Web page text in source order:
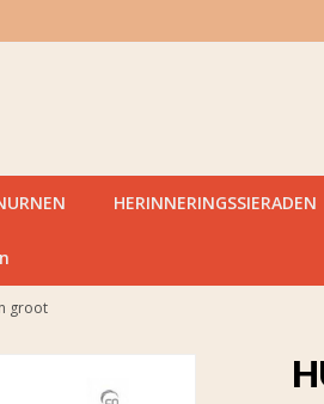
HERINNERINGSSIERADEN
groot